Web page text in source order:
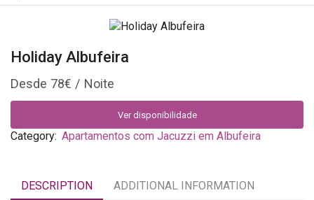
Holiday Albufeira
78€
Ver disponibilidade
Category: Apartamentos com Jacuzzi em Albufeira
DESCRIPTION ADDITIONAL INFORMATION